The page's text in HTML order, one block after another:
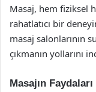
Masaj, hem fiziksel
rahatlatıcı bir
masaj salonlarının
çıkmanın yollarını
Masajın Faydaları